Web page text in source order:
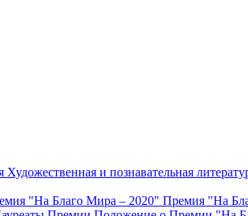
Художественная и познавательная
"На Благо Мира – 2020" Премия "На